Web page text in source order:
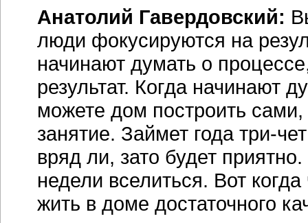
Анатолий Гавердовский:
люди фокусируются на
начинают думать о
результат. Когда начинают
можете дом построить сами,
занятие. Займет года три-
вряд ли, зато будет
недели вселиться. Вот
жить в доме достаточного